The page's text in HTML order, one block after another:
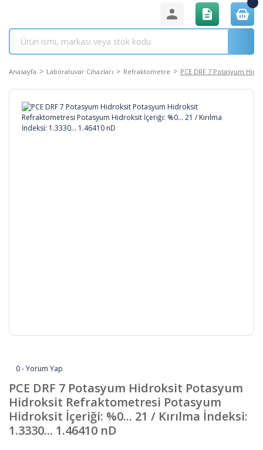
Anasayfa Laboratuvar Cihazları Refraktometre PCE DRF 7 Potasyum
0 - Yorum Yap
PCE DRF 7 Potasyum Hidroksit Potasyum
Hidroksit Refraktometresi Potasyum
Hidroksit İçeriği: %0... 21 / Kırılma İndeksi:
1.3330... 1.46410 nD